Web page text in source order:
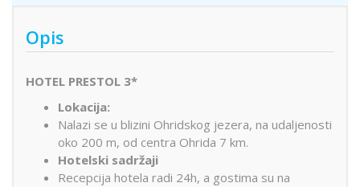
Opis
HOTEL PRESTOL 3*
Lokacija:
Nalazi se u blizini Ohridskog jezera, na udaljenosti
oko 200 m, od centra Ohrida 7 km.
Hotelski sadržaji
Recepcija hotela radi 24h, a gostima su na